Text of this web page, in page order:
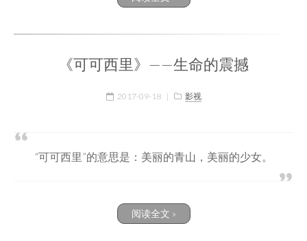
《可可西里》——生命的震撼
2017-09-18 | 影视
“可可西里”的意思是：美丽的青山，美丽的少女。
阅读全文 »